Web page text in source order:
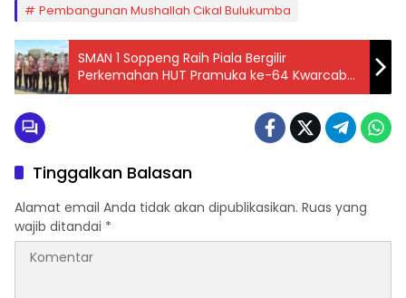
Pembangunan Mushallah Cikal Bulukumba
SMAN 1 Soppeng Raih Piala Bergilir
Perkemahan HUT Pramuka ke-64 Kwarcab
Soppeng Tingkat Penegak
Tinggalkan Balasan
Alamat email Anda tidak akan dipublikasikan. Ruas yang
wajib ditandai *